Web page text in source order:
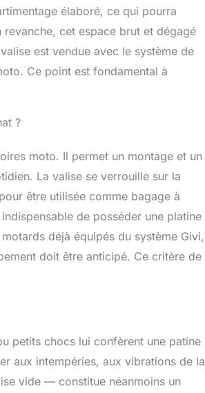
élaboré, ce qui pourra
cet espace brut et dégagé
est vendue avec le système de
Ce point est fondamental à
?
moto. Il permet un montage et un
La valise se verrouille sur la
être utilisée comme bagage à
de posséder une platine
déjà équipés du système Givi,
doit être anticipé. Ce critère de
petits chocs lui confèrent une patine
aux intempéries, aux vibrations de la
vide — constitue néanmoins un